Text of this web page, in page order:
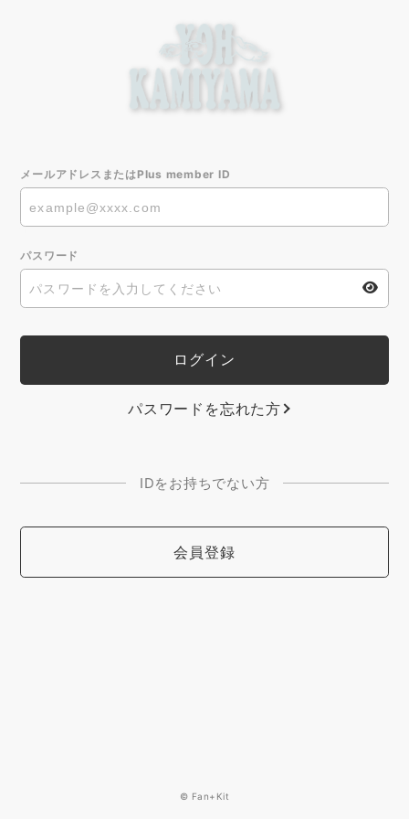
メールアドレスまたはPlus member ID
パスワード
パスワードを忘れた方
IDをお持ちでない方
会員登録
© Fan+Kit